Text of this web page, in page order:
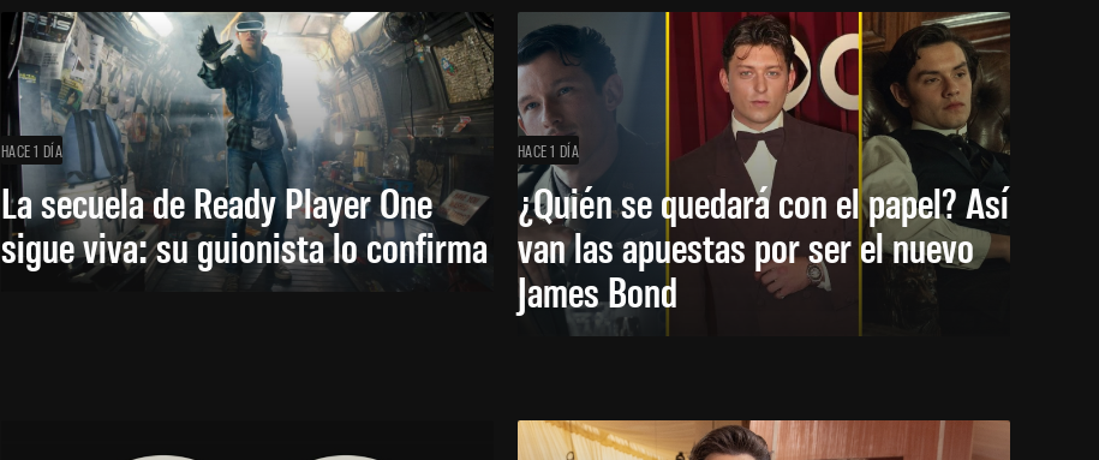
HACE 1 DÍA
La secuela de Ready Player One
sigue viva: su guionista lo confirma
HACE 1 DÍA
¿Quién se quedará con el papel? Así
van las apuestas por ser el nuevo
James Bond